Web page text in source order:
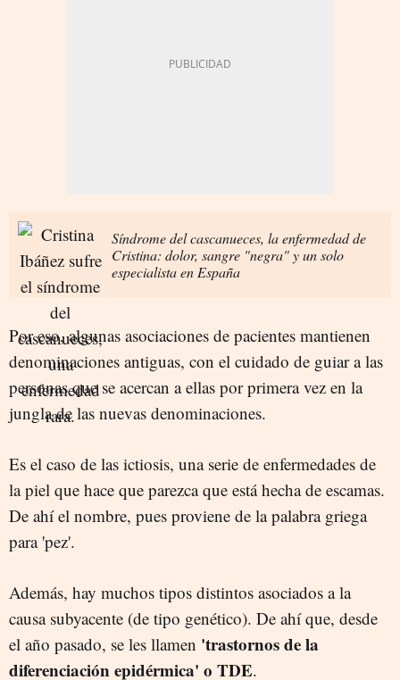
Síndrome del cascanueces, la enfermedad de
Cristina: dolor, sangre "negra" y un solo
especialista en España
Por eso, algunas asociaciones de pacientes mantienen
denominaciones antiguas, con el cuidado de guiar a las
personas que se acercan a ellas por primera vez en la
jungla de las nuevas denominaciones.
Es el caso de las ictiosis, una serie de enfermedades de
la piel que hace que parezca que está hecha de escamas.
De ahí el nombre, pues proviene de la palabra griega
para 'pez'.
Además, hay muchos tipos distintos asociados a la
causa subyacente (de tipo genético). De ahí que, desde
el año pasado, se les llamen 'trastornos de la
diferenciación epidérmica' o TDE.